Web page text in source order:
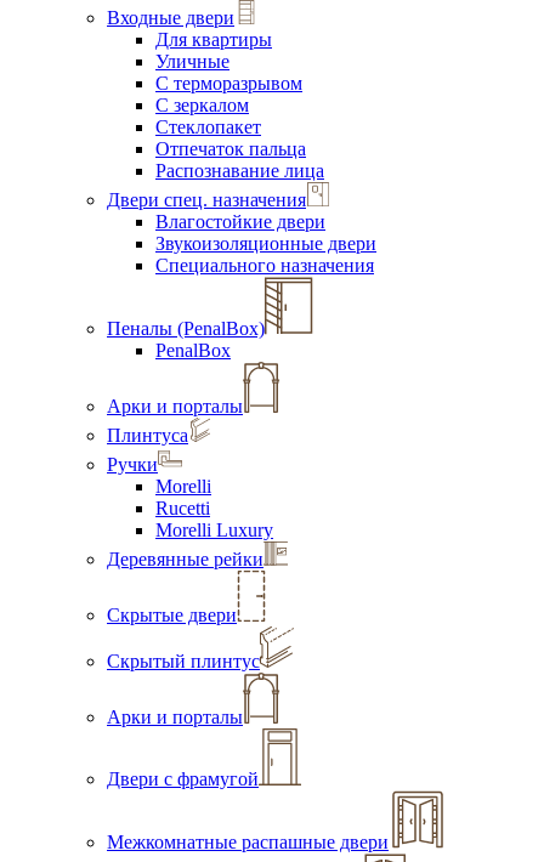
Входные двери
Для квартиры
Уличные
С терморазрывом
С зеркалом
Стеклопакет
Отпечаток пальца
Распознавание лица
Двери спец. назначения
Влагостойкие двери
Звукоизоляционные двери
Специального назначения
Пеналы (PenalBox)
PenalBox
Арки и порталы
Плинтуса
Ручки
Morelli
Rucetti
Morelli Luxury
Деревянные рейки
Скрытые двери
Скрытый плинтус
Арки и порталы
Двери с фрамугой
Межкомнатные распашные двери